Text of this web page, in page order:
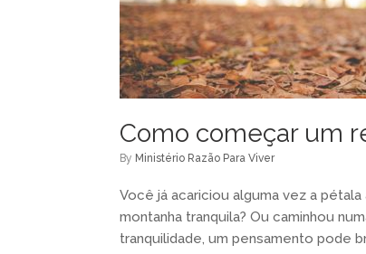
Como começar um
by Ministério Razão Para Viver
Você já acariciou alguma vez a
montanha tranquila? Ou caminhou
tranquilidade, um pensamento pode